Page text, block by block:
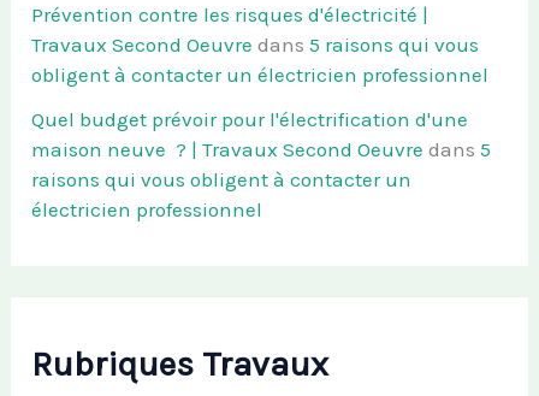
Prévention contre les risques d'électricité |
Travaux Second Oeuvre dans5 raisons qui vous
obligent à contacter un électricien professionnel
Quel budget prévoir pour l'électrification d'une
maison neuve ? | Travaux Second Oeuvre dans5
raisons qui vous obligent à contacter un
électricien professionnel
Rubriques Travaux